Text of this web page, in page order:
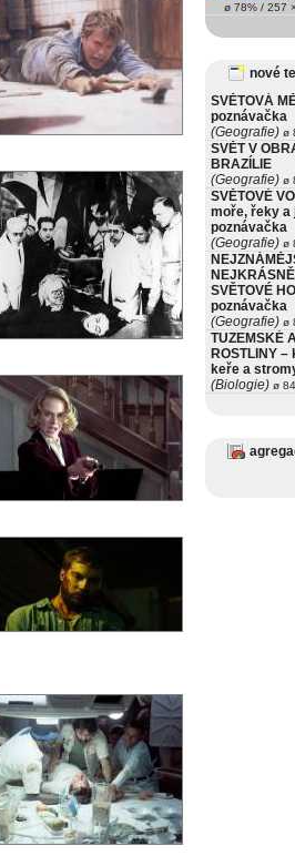
ø 78% / 257
nové
SVĚTOVÁ
poznávačka
(Geografie) ø
SVĚT V
BRAZÍLIE
(Geografie) ø
SVĚTOVÉ
moře, řeky a
poznávačka
(Geografie) ø
SVĚTOVÉ
poznávačka
(Geografie) ø
TUZEMSKÉ
ROSTLINY
keře a
(Biologie) ø